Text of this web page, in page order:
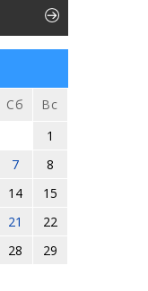
Сб
Вс
1
7
8
14
15
21
22
28
29